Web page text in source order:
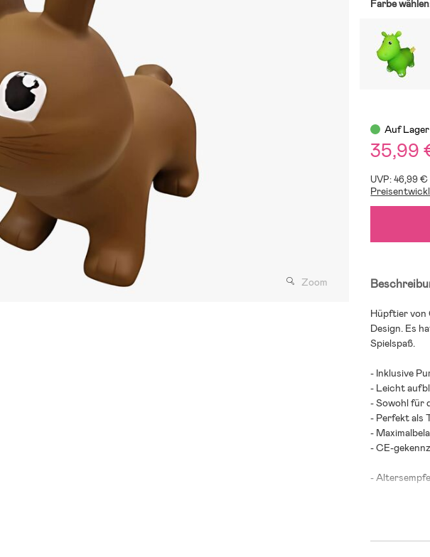
Zoom
Farbe
Auf Lager
35,99
UVP: 46,99 €
Hüpftier von
Design. Es
Spielspaß.
- Inklusive
- Leicht
- Sowohl für
- Perfekt als
-
- CE-
-